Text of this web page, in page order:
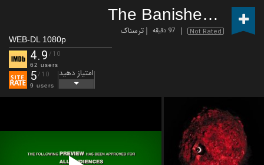
The Banished (2024)
Not Rated 97 دقیقه ترسناک
WEB-DL 1080p
4.9 /10
62 users
5/10
9 users
امتیاز دهید